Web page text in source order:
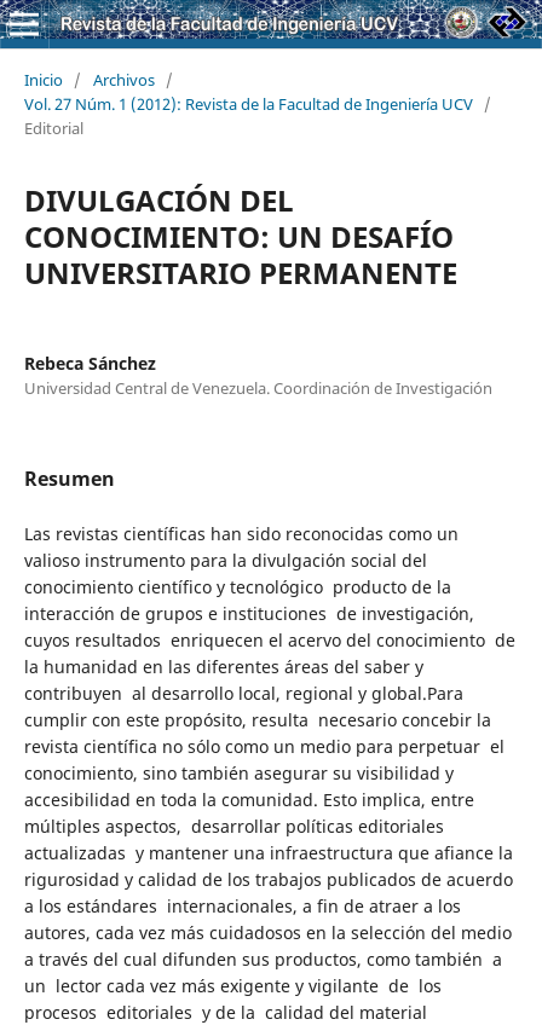
Inicio / Archivos /
Vol. 27 Núm. 1 (2012): Revista de la Facultad de Ingeniería UCV /
Editorial
DIVULGACIÓN DEL
CONOCIMIENTO: UN DESAFÍO
UNIVERSITARIO PERMANENTE
Rebeca Sánchez
Universidad Central de Venezuela. Coordinación de Investigación
Resumen
Las revistas científicas han sido reconocidas como un
valioso instrumento para la divulgación social del
conocimiento científico y tecnológico producto de la
interacción de grupos e instituciones de investigación,
cuyos resultados enriquecen el acervo del conocimiento de
la humanidad en las diferentes áreas del saber y
contribuyen al desarrollo local, regional y global.Para
cumplir con este propósito, resulta necesario concebir la
revista científica no sólo como un medio para perpetuar el
conocimiento, sino también asegurar su visibilidad y
accesibilidad en toda la comunidad. Esto implica, entre
múltiples aspectos, desarrollar políticas editoriales
actualizadas y mantener una infraestructura que afiance la
rigurosidad y calidad de los trabajos publicados de acuerdo
a los estándares internacionales, a fin de atraer a los
autores, cada vez más cuidadosos en la selección del medio
a través del cual difunden sus productos, como también a
un lector cada vez más exigente y vigilante de los
procesos editoriales y de la calidad del material